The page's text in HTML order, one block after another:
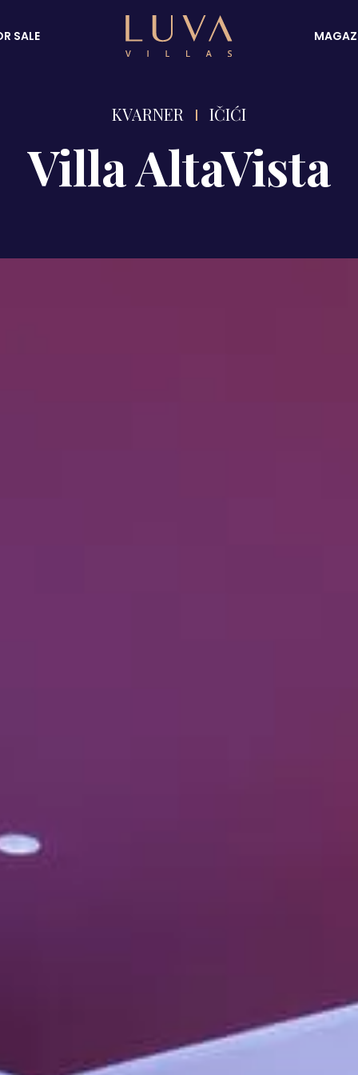
SALE
KVARNER IČIĆI
Villa AltaVista